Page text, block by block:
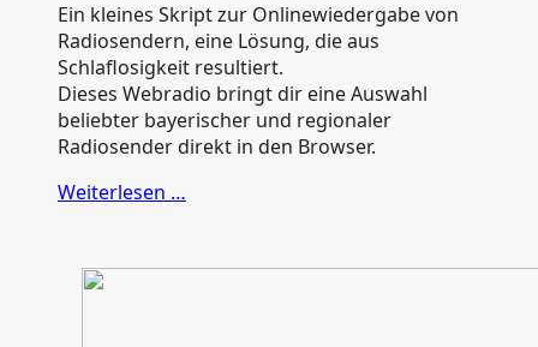
Ein kleines Skript zur Onlinewiedergabe von
Radiosendern, eine Lösung, die aus
Schlaflosigkeit resultiert.
Dieses Webradio bringt dir eine Auswahl
beliebter bayerischer und regionaler
Radiosender direkt in den Browser.
Weiterlesen …